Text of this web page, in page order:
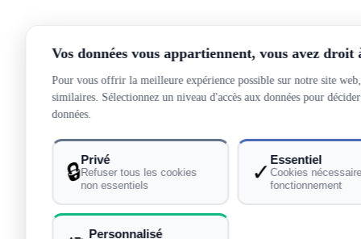
Vos données vous appartiennent, vous avez
Pour vous offrir la meilleure expérience possible sur notre site
similaires. Sélectionnez un niveau d'accès aux données pour
données.
🔒Privé
Refuser tous les cookies
non essentiels
✓Essentiel
Cookies
fonctionnement
Personnalisé